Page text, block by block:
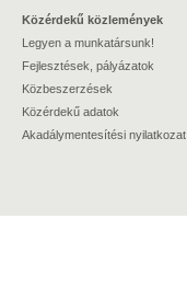
Közérdekű közlemények
Legyen a munkatársunk!
Fejlesztések, pályázatok
Közbeszerzések
Közérdekű adatok
Akadálymentesítési nyilatkozat